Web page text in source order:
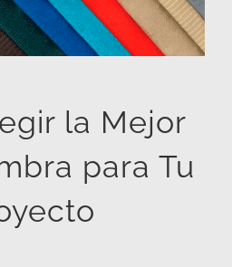
la Mejor
para Tu